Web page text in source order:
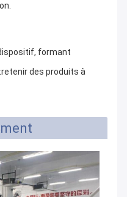
formant
des produits à